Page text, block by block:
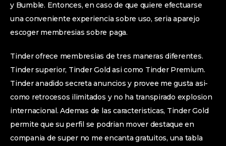
y Bumble. Entonces, en caso de que quiere efectuarse
una conveniente experiencia sobre uso, seri­a aparejo
escoger membresias sobre paga.
Tinder ofrece membresias de tres maneras diferentes.
Tinder superior, Tinder Gold asi­ como Tinder Premium.
Tinder anadido secreta anuncios y provee me gusta asi­
como retrocesos ilimitados y no ha transpirado explosion
internacional. Ademas de las caracteristicas, Tinder Gold
permite que su perfil se podri­an mover destaque en
compania de super no me encanta gratuitos, una tabla